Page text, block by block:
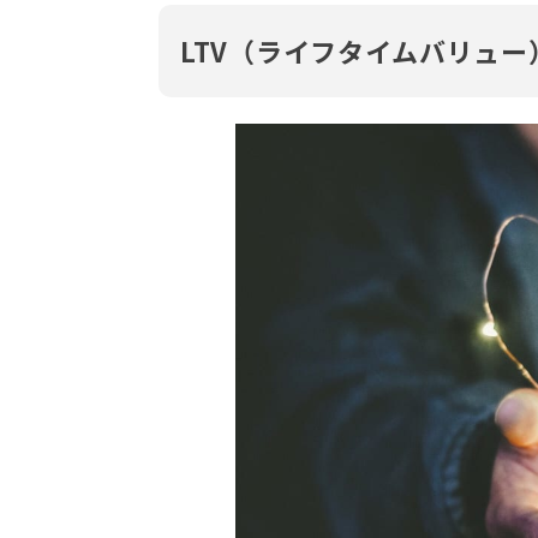
LTV（ライフタイムバリュ